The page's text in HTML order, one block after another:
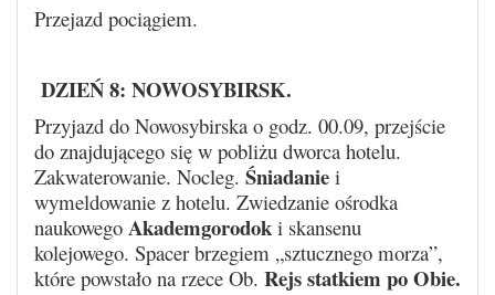
Przejazd pociągiem.
DZIEŃ 8: NOWOSYBIRSK.
Przyjazd do Nowosybirska o godz. 00.09, przejście
do znajdującego się w pobliżu dworca hotelu.
Zakwaterowanie. Nocleg. Śniadanie i
wymeldowanie z hotelu. Zwiedzanie ośrodka
naukowego Akademgorodok i skansenu
kolejowego. Spacer brzegiem „sztucznego morza”,
które powstało na rzece Ob. Rejs statkiem po Obie.